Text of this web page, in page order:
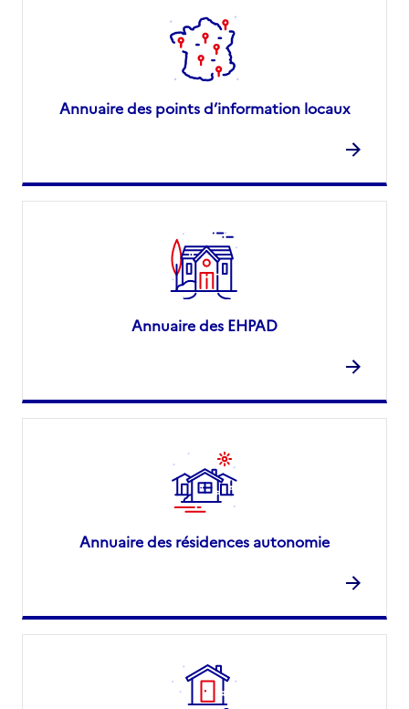
Annuaire des points d’information locaux
Annuaire des EHPAD
Annuaire des résidences autonomie